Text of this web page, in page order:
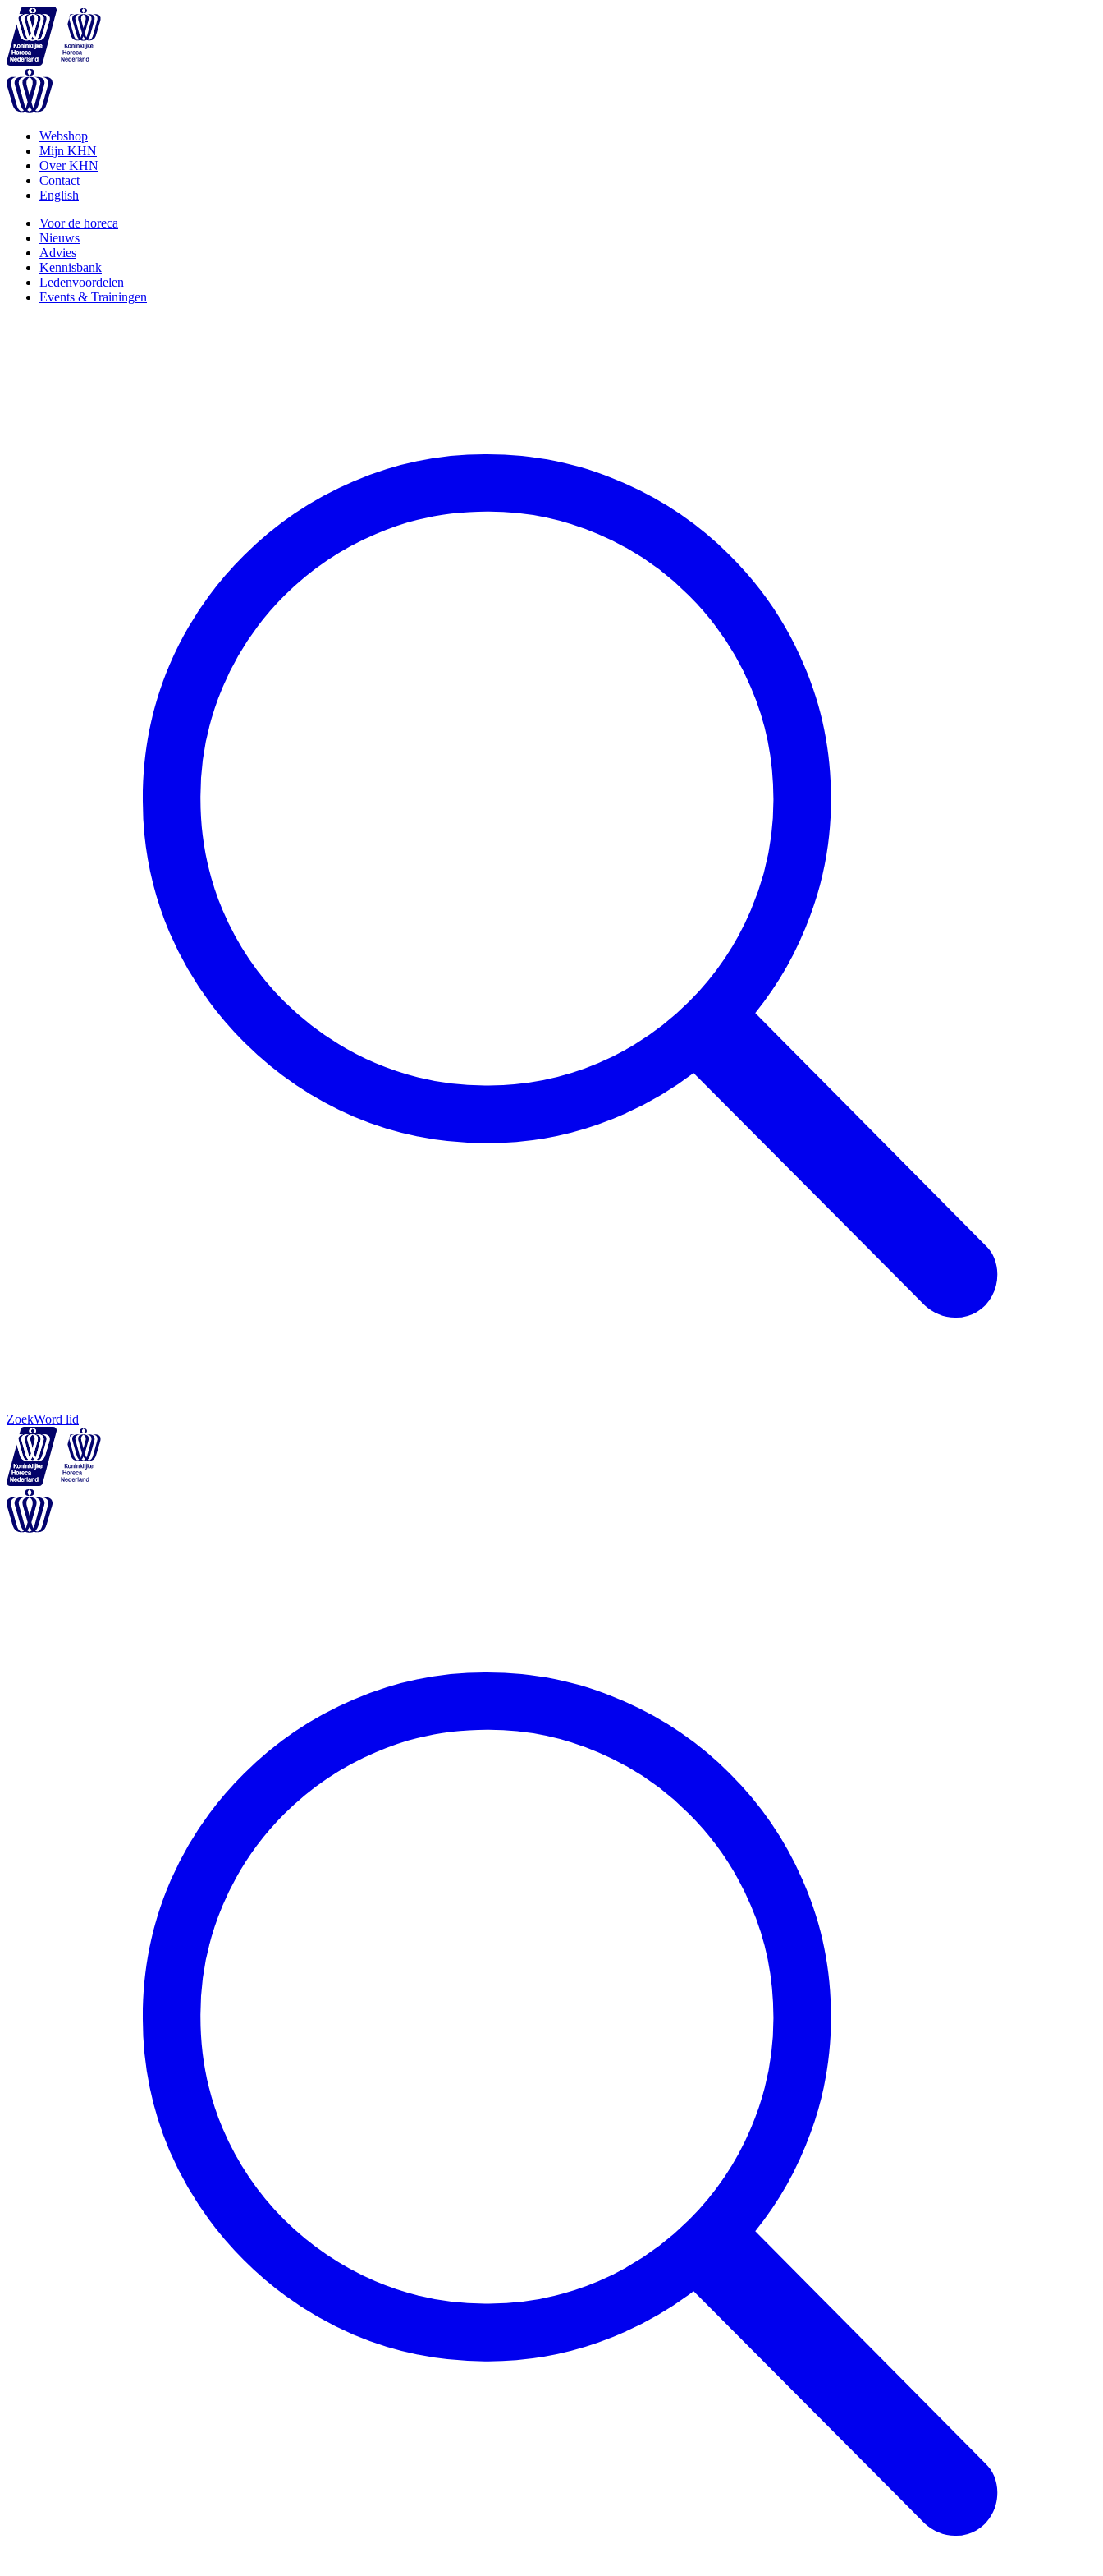
Webshop
Mijn KHN
Over KHN
Contact
English
Voor de horeca
Nieuws
Advies
Kennisbank
Ledenvoordelen
Events & Trainingen
ZoekWord lid